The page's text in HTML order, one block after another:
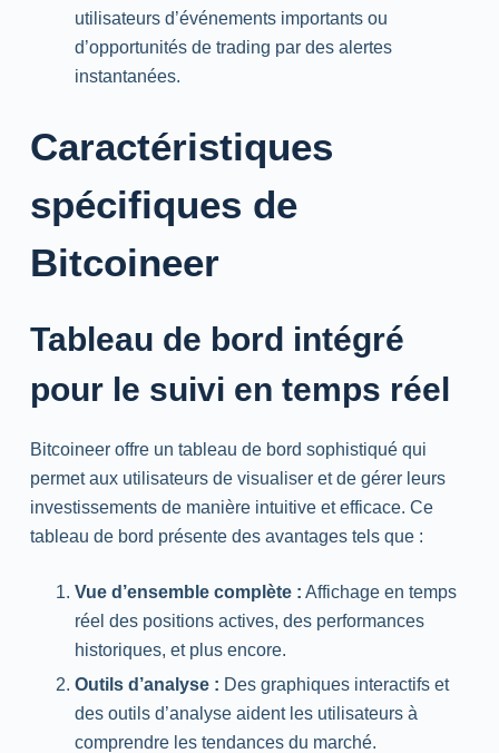
utilisateurs d’événements importants ou
d’opportunités de trading par des alertes
instantanées.
Caractéristiques
spécifiques de
Bitcoineer
Tableau de bord intégré
pour le suivi en temps réel
Bitcoineer offre un tableau de bord sophistiqué qui
permet aux utilisateurs de visualiser et de gérer leurs
investissements de manière intuitive et efficace. Ce
tableau de bord présente des avantages tels que :
Vue d’ensemble complète : Affichage en temps
réel des positions actives, des performances
historiques, et plus encore.
Outils d’analyse : Des graphiques interactifs et
des outils d’analyse aident les utilisateurs à
comprendre les tendances du marché.